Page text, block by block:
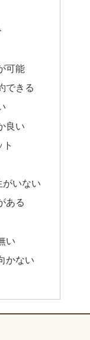
可能
できる
良い
がいない
ある
い
かない